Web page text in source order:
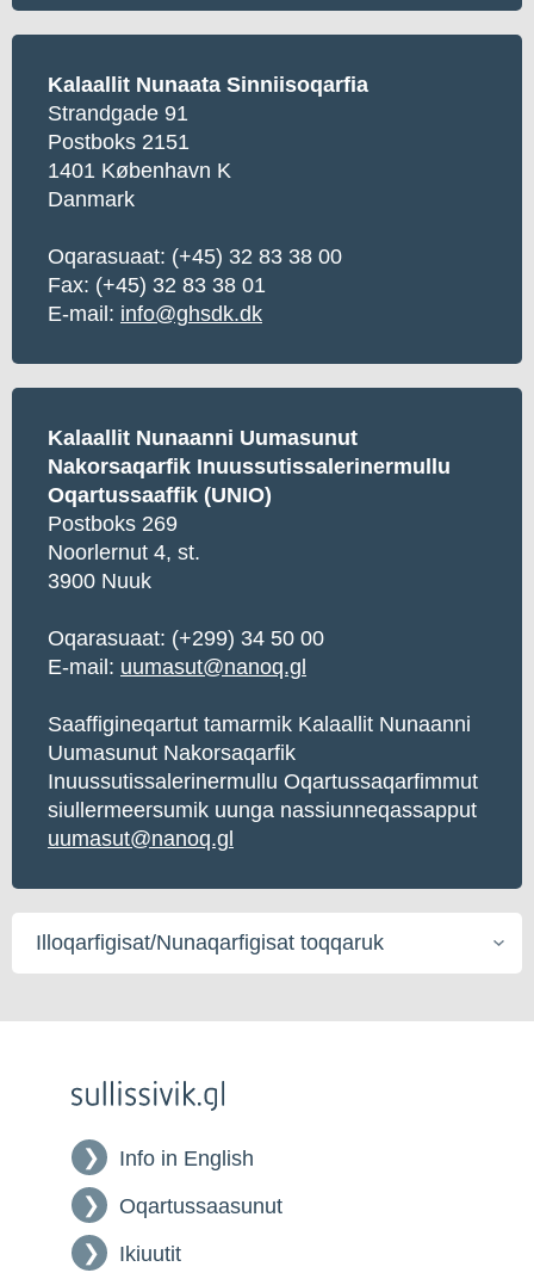
Kalaallit Nunaata Sinniisoqarfia
Strandgade 91
Postboks 2151
1401 København K
Danmark
Oqarasuaat: (+45) 32 83 38 00
Fax: (+45) 32 83 38 01
E-mail: info@ghsdk.dk
Kalaallit Nunaanni Uumasunut
Nakorsaqarfik Inuussutissalerinermullu
Oqartussaaffik (UNIO)
Postboks 269
Noorlernut 4, st.
3900 Nuuk
Oqarasuaat: (+299) 34 50 00
E-mail: uumasut@nanoq.gl
Saaffigineqartut tamarmik Kalaallit Nunaanni
Uumasunut Nakorsaqarfik
Inuussutissalerinermullu Oqartussaqarfimmut
siullermeersumik uunga nassiunneqassapput
uumasut@nanoq.gl
Illoqarfigisat/Nunaqarfigisat
toqqaruk
Info in English
Oqartussaasunut
Ikiuutit